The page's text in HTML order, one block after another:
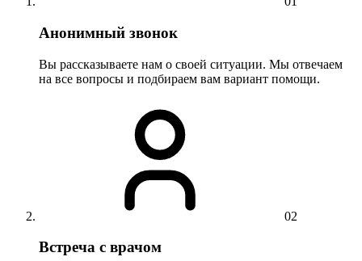
Анонимный звонок
Вы рассказываете нам о своей ситуации. Мы отвечаем
на все вопросы и подбираем вам вариант помощи.
02
Встреча с врачом